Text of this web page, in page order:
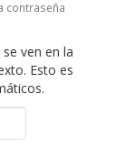
contraseña
ven en la
Esto es